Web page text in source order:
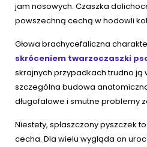
jam nosowych. Czaszka
powszechną cechą w hodowli
Głowa brachycefaliczna
skróceniem twarzoczaszki
skrajnych przypadkach trudno ją
szczególna budowa
długofalowe i smutne problemy
Niestety, spłaszczony pyszczek
cecha. Dla wielu wygląda on